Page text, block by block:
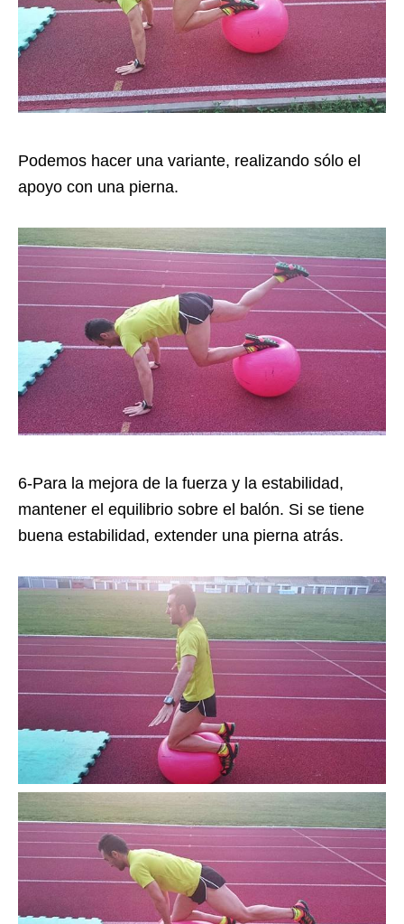
Podemos hacer una variante, realizando sólo el
apoyo con una pierna.
6-Para la mejora de la fuerza y la estabilidad,
mantener el equilibrio sobre el balón. Si se tiene
buena estabilidad, extender una pierna atrás.